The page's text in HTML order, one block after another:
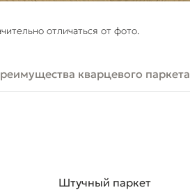
отличаться от фото.
кварцевого паркета
Штучный паркет